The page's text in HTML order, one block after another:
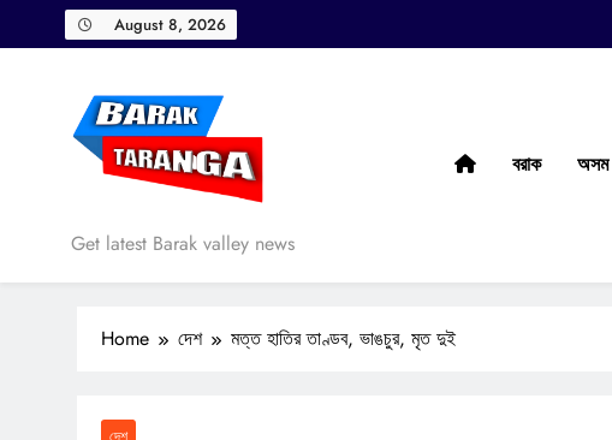
to
August 8, 2026
Barak Taranga
Get latest Barak valley news
বরাক অসম
Home দেশ মত্ত হাতির তাণ্ডব, ভাঙচুর, মৃত দুই
দেশ